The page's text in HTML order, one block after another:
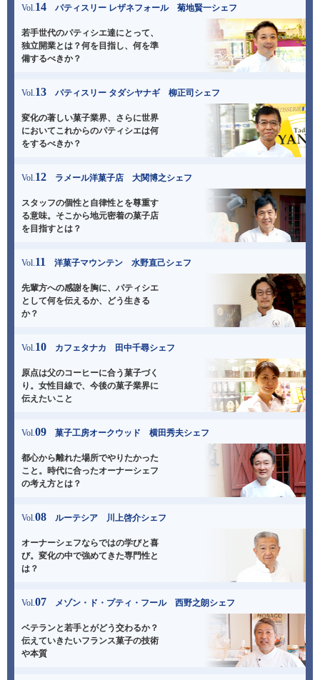
Vol.14 パティスリー レザネフォール 菊地賢一シェフ
若手世代のパティシエ達にとって、
独立開業とは？何を目指し、何を準
備するべきか？
Vol.13 パティスリー タダシヤナギ 柳正司シェフ
変化の著しい菓子業界、さらに世界
においてこれからのパティシエは何
をするべきか？
Vol.12 ラメール洋菓子店 大関博之シェフ
スタッフの個性と自律性とを尊重す
る意味。 そこから地元密着の菓子店
を目指すとは？
Vol.11 洋菓子マウンテン 水野直己シェフ
先輩方への感謝を胸に、パティシエ
として何を伝えるか、どう生きる
か？
Vol.10 カフェタナカ 田中千尋シェフ
原点は父のコーヒーに合う菓子づく
り。 女性目線で、今後の菓子業界に
伝えたいこと
Vol.09 菓子工房オークウッド 横田秀夫シェフ
都心から離れた場所でやりたかった
こと。 時代に合ったオーナーシェフ
の考え方とは？
Vol.08 ルーテシア 川上啓介シェフ
オーナーシェフならではの学びと喜
び。 変化の中で強めてきた専門性と
は？
Vol.07 メゾン・ド・プティ・フール 西野之朗シェフ
ベテランと若手とがどう交わるか？
伝えていきたいフランス菓子の技術
や本質